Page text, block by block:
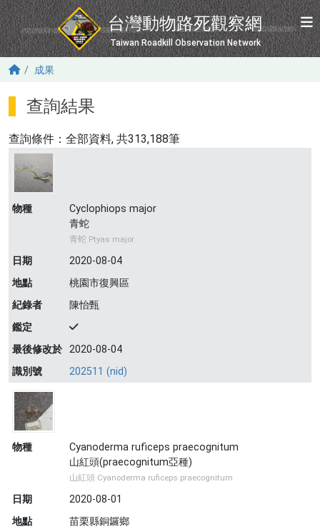
移至主內容
台灣動物路死觀察網
Taiwan Roadkill Observation Network
成果
查詢結果
查詢條件： 全部資料, 共313,188筆
物種
Cyclophiops major
青蛇
青蛇 Ptyas major
日期
2020-08-04
地點
桃園市復興區
紀錄者
陳怡甄
鑑定
最後修改於 2020-08-04
識別號
202511 (nid)
物種
Cyanoderma ruficeps praecognitum
山紅頭(praecognitum亞種)
山紅頭 Cyanoderma ruficeps praecognitum
日期
2020-08-01
地點
苗栗縣銅鑼鄉